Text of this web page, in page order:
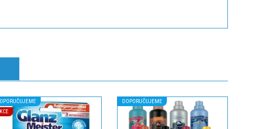
DOPORUČUJEME